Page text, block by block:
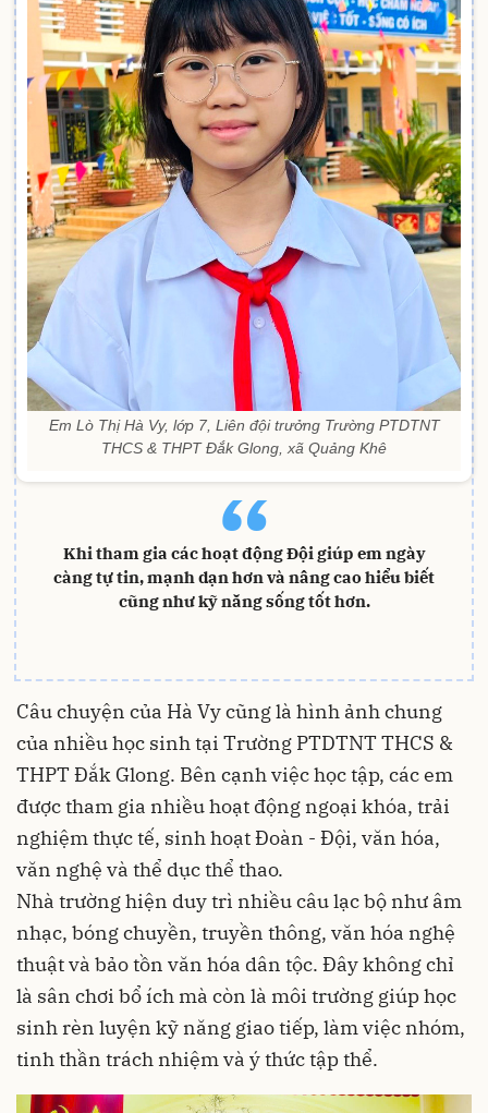
Em Lò Thị Hà Vy, lớp 7, Liên đội trưởng Trường PTDTNT
THCS & THPT Đắk Glong, xã Quảng Khê
“
Khi tham gia các hoạt động Đội giúp em ngày
càng tự tin, mạnh dạn hơn và nâng cao hiểu biết
cũng như kỹ năng sống tốt hơn.
Câu chuyện của Hà Vy cũng là hình ảnh chung
của nhiều học sinh tại Trường PTDTNT THCS &
THPT Đắk Glong. Bên cạnh việc học tập, các em
được tham gia nhiều hoạt động ngoại khóa, trải
nghiệm thực tế, sinh hoạt Đoàn - Đội, văn hóa,
văn nghệ và thể dục thể thao.
Nhà trường hiện duy trì nhiều câu lạc bộ như âm
nhạc, bóng chuyền, truyền thông, văn hóa nghệ
thuật và bảo tồn văn hóa dân tộc. Đây không chỉ
là sân chơi bổ ích mà còn là môi trường giúp học
sinh rèn luyện kỹ năng giao tiếp, làm việc nhóm,
tinh thần trách nhiệm và ý thức tập thể.